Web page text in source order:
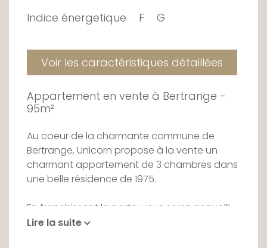
Indice énergetique
F G
Voir les caractéristiques détaillées
Appartement en vente à Bertrange -
95m²
Au coeur de la charmante commune de
Bertrange, Unicorn propose à la vente un
charmant appartement de 3 chambres dans
une belle résidence de 1975.
En franchissant la porte, vous serez accueilli
par un hall d'entrée permettant l'accès à une
Lire la suite